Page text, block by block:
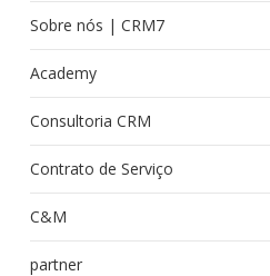
Sobre nós | CRM7
Academy
Consultoria CRM
Contrato de Serviço
C&M
partner